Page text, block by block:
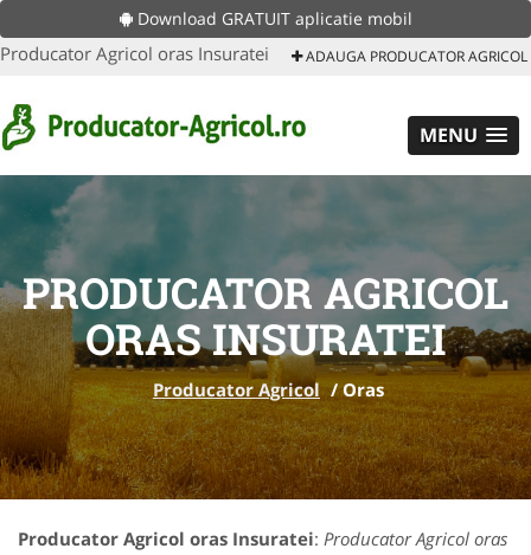
Download GRATUIT aplicatie mobil
Producator Agricol oras Insuratei ADAUGA PRODUCATOR AGRICOL
MENU
PRODUCATOR AGRICOL
ORAS INSURATEI
Producator Agricol /Oras
Producator Agricol oras Insuratei: Producator Agricol oras